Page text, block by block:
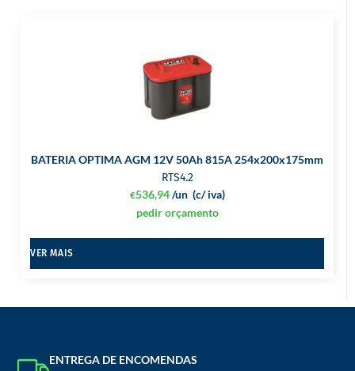
BATERIA OPTIMA AGM 12V 50Ah 815A 254x200x175mm
RTS4.2
€536,94 (c/ iva)
/un
pedir orçamento
VER MAIS
ENTREGA DE ENCOMENDAS